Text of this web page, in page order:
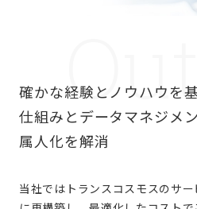
確かな経験とノウハウを
仕組みとデータマネジメ
属人化を解消
当社ではトランスコスモスのサ